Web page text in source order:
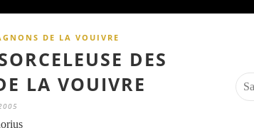
DE LA VOUIVRE
DES
LA VOUIVRE